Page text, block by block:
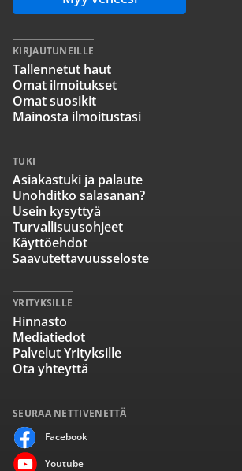
SEURAA NETTIVENETTÄ
Facebook
Youtube
KIRJAUTUNEILLE
Tallennetut haut
Omat ilmoitukset
Omat suosikit
Mainosta ilmoitustasi
TUKI
Asiakastuki ja palaute
Unohditko salasanan?
Usein kysyttyä
Turvallisuusohjeet
Käyttöehdot
Saavutettavuusseloste
YRITYKSILLE
Hinnasto
Mediatiedot
Palvelut Yrityksille
Ota yhteyttä